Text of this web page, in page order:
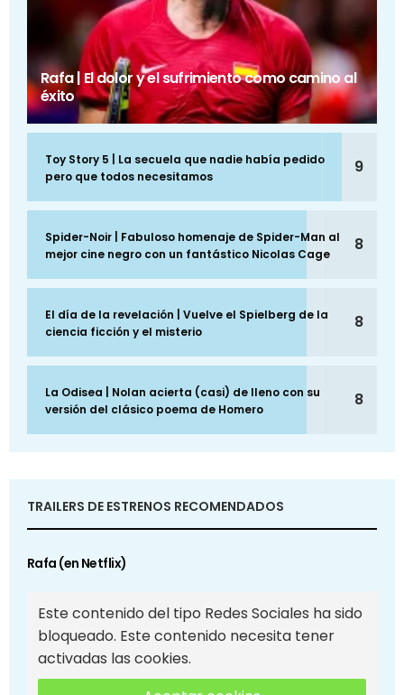
Rafa | El dolor y el sufrimiento como camino al
éxito
Toy Story 5 | La secuela que nadie había pedido
pero que todos necesitamos
9
Spider-Noir | Fabuloso homenaje de Spider-Man al
mejor cine negro con un fantástico Nicolas Cage
8
El día de la revelación | Vuelve el Spielberg de la
ciencia ficción y el misterio
8
La Odisea | Nolan acierta (casi) de lleno con su
versión del clásico poema de Homero
8
TRAILERS DE ESTRENOS RECOMENDADOS
Rafa (en Netflix)
Este contenido del tipo Redes Sociales ha sido
bloqueado. Este contenido necesita tener
activadas las cookies.